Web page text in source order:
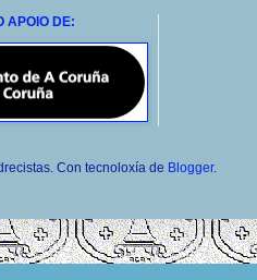
APOIO DE:
Con tecnoloxía de Blogger.